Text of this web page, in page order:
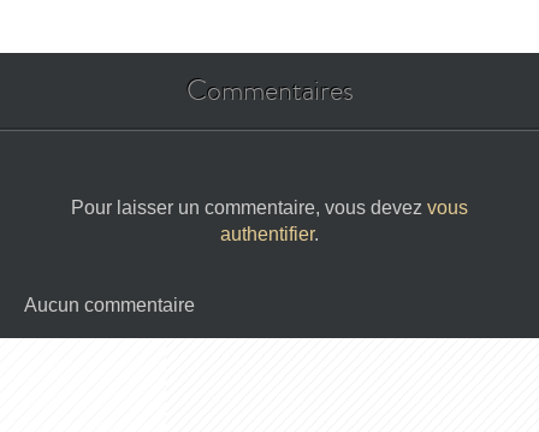
Commentaires
Pour laisser un commentaire, vous devez vous
authentifier.
Aucun commentaire